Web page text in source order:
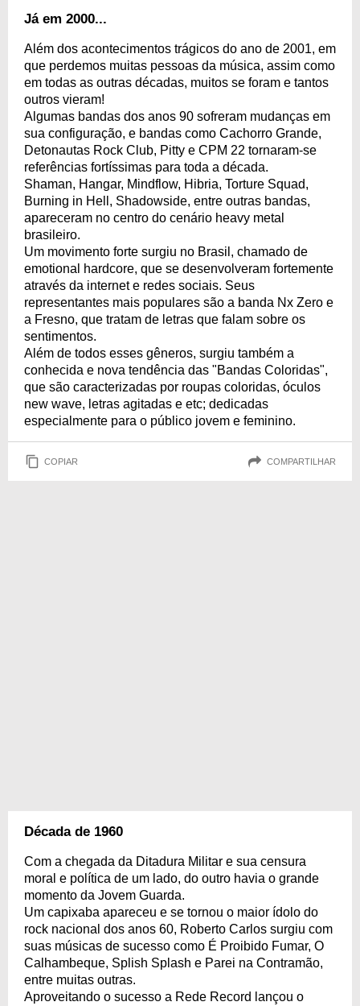
Já em 2000...
Além dos acontecimentos trágicos do ano de 2001, em
que perdemos muitas pessoas da música, assim como
em todas as outras décadas, muitos se foram e tantos
outros vieram!
Algumas bandas dos anos 90 sofreram mudanças em
sua configuração, e bandas como Cachorro Grande,
Detonautas Rock Club, Pitty e CPM 22 tornaram-se
referências fortíssimas para toda a década.
Shaman, Hangar, Mindflow, Hibria, Torture Squad,
Burning in Hell, Shadowside, entre outras bandas,
apareceram no centro do cenário heavy metal
brasileiro.
Um movimento forte surgiu no Brasil, chamado de
emotional hardcore, que se desenvolveram fortemente
através da internet e redes sociais. Seus
representantes mais populares são a banda Nx Zero e
a Fresno, que tratam de letras que falam sobre os
sentimentos.
Além de todos esses gêneros, surgiu também a
conhecida e nova tendência das "Bandas Coloridas",
que são caracterizadas por roupas coloridas, óculos
new wave, letras agitadas e etc; dedicadas
especialmente para o público jovem e feminino.
COPIAR COMPARTILHAR
Década de 1960
Com a chegada da Ditadura Militar e sua censura
moral e política de um lado, do outro havia o grande
momento da Jovem Guarda.
Um capixaba apareceu e se tornou o maior ídolo do
rock nacional dos anos 60, Roberto Carlos surgiu com
suas músicas de sucesso como É Proibido Fumar, O
Calhambeque, Splish Splash e Parei na Contramão,
entre muitas outras.
Aproveitando o sucesso a Rede Record lançou o